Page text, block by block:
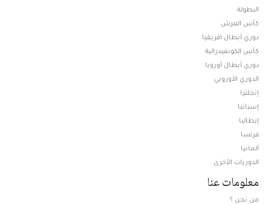
البطولة
كأس العرش
دوري أبطال افريقيا
كأس الكونفيدرالية
دوري أبطال أوروبا
الدوري الأوروبي
إنجلترا
إسبانيا
إيطاليا
فرنسا
ألمانيا
الدوريات الأخرى
معلومات عنا
من نحن ؟